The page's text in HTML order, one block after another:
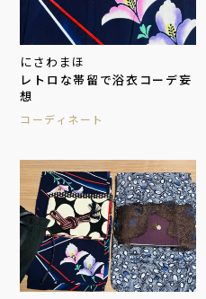
にさわまほ
レトロな帯留で浴衣コーデ妄
想
コーディネート